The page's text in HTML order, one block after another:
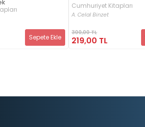
Sepete Ekle
Cumhuriyet Kitapları
A. Celal Binzet
300,00 TL
219,00 TL